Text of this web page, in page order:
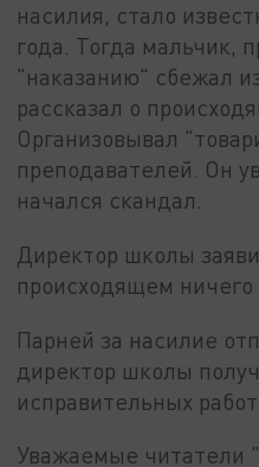
насилия, стало
года. Тогда мальчик,
"наказанию" сбежал
рассказал о
Организовывал
преподавателей. Он
начался скандал.
Директор школы
происходящем ничего
Парней за насилие
директор школы
исправительных работ.
Уважаемые читатели